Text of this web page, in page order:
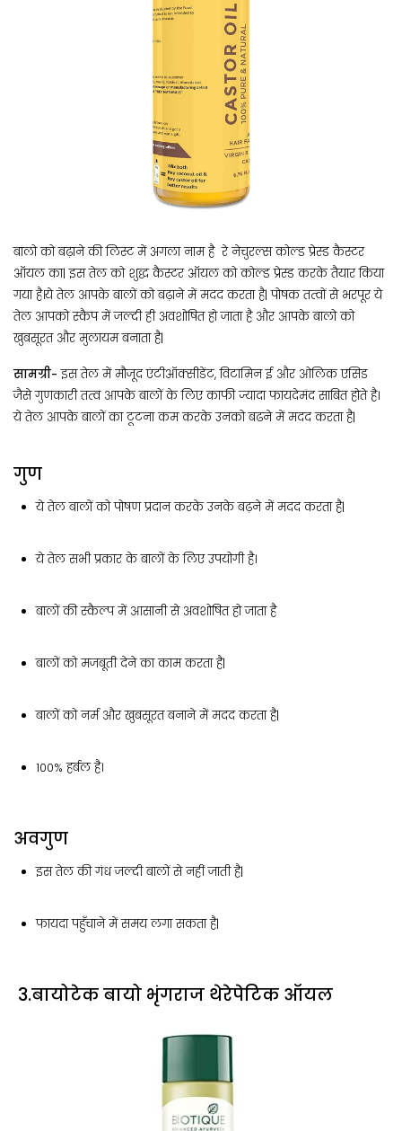
बालो को बढ़ाने की लिस्ट में अगला नाम है रे नेचुरल्स कोल्ड प्रेस्ड कैस्टर
ऑयल का| इस तेल को शुद्ध कैस्टर ऑयल को कोल्ड प्रेस्ड करके तैयार किया
गया है।ये तेल आपके बालों को बढ़ाने में मदद करता है| पोषक तत्वों से भरपूर ये
तेल आपको स्कैप में जल्दी ही अवशोषित हो जाता है और आपके बालो को
खुबसूरत और मुलायम बनाता है|
सामग्री- इस तेल में मौजूद एंटीऑक्सीडेंट, विटामिन ई और ओलिक एसिड
जैसे गुणकारी तत्व आपके बालों के लिए काफी ज्यादा फायदेमंद साबित होते है।
ये तेल आपके बालों का टूटना कम करके उनको बढने में मदद करता है|
गुण
ये तेल बालों को पोषण प्रदान करके उनके बढ़ने में मदद करता है|
ये तेल सभी प्रकार के बालों के लिए उपयोगी है।
बालों की स्कैल्प में आसानी से अवशोषित हो जाता है
बालों को मजबूती देने का काम करता है|
बालों को नर्म और खुबसूरत बनाने में मदद करता है|
100% हर्बल है।
अवगुण
इस तेल की गंध जल्दी बालों से नहीं जाती है|
फायदा पहुँचाने में समय लगा सकता है|
3.बायोटेक बायो भृंगराज थेरेपेटिक ऑयल